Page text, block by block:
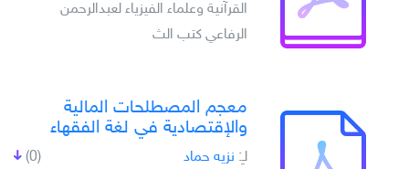
القرآنية وعلماء الفيزياء لعبدالرحمن
الرفاعي كتب الث
معجم المصطلحات المالية
والإقتصادية في لغة الفقهاء
(0) لـِ: نزيه حماد